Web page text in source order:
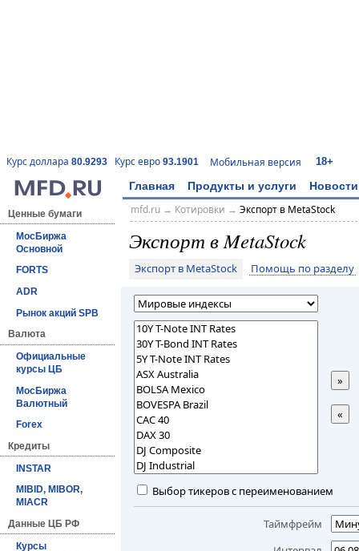
Курс доллара 80.9293 Курс евро 93.1901 Мобильная версия 18+
Главная Продукты и услуги Новости
Ценные бумаги
МосБиржа
Основной
FORTS
ADR
Рынок акций SPB
Валюта
Официальные
курсы ЦБ
МосБиржа
Валютный
Forex
Кредиты
INSTAR
MIBID, MIBOR,
MIACR
Данные ЦБ РФ
Курсы
mfd.ru→ Котировки → Экспорт в MetaStock
Экспорт в MetaStock
Экспорт в MetaStock Помощь по разделу
»
«
Выбор тикеров с переименованием
Таймфрейм